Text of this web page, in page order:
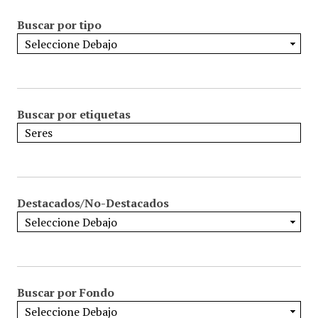
Buscar por tipo
Buscar por etiquetas
Destacados/No-Destacados
Buscar por Fondo